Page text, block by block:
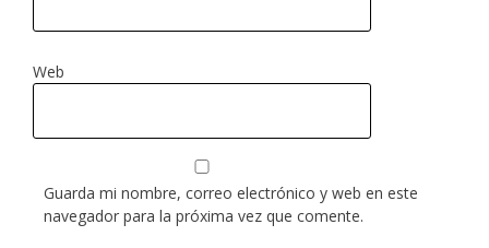
Web
Guarda mi nombre, correo electrónico y web en este
navegador para la próxima vez que comente.